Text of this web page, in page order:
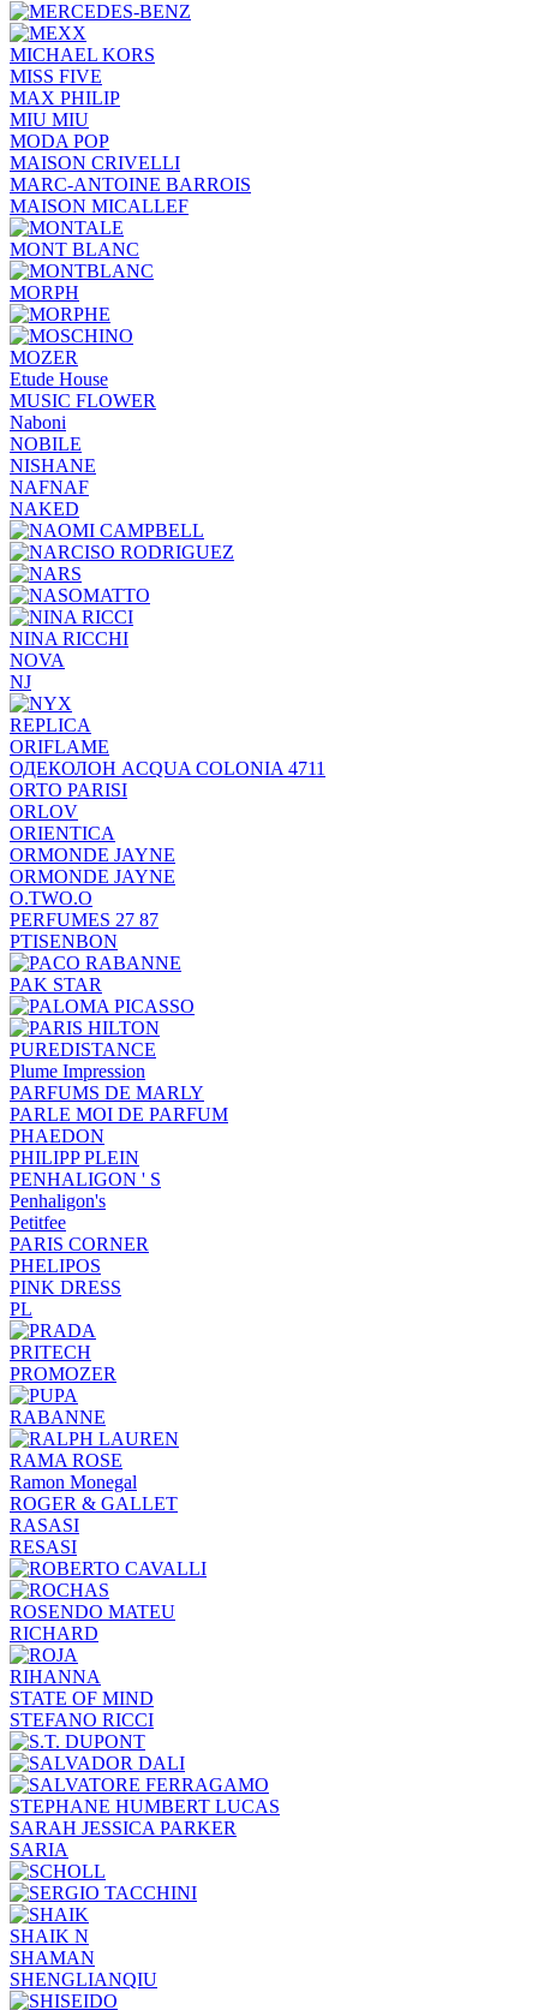
MICHAEL KORS
MISS FIVE
MAX PHILIP
MIU MIU
MODA POP
MAISON CRIVELLI
MARC-ANTOINE BARROIS
MAISON MICALLEF
MONT BLANC
MORPH
MOZER
Etude House
MUSIC FLOWER
Naboni
NOBILE
NISHANE
NAFNAF
NAKED
NINA RICCHI
NOVA
NJ
REPLICA
ORIFLAME
ОДЕКОЛОН ACQUA COLONIA 4711
ORTO PARISI
ORLOV
ORIENTICA
ORMONDE JAYNE
ORMONDE JAYNE
O.TWO.O
PERFUMES 27 87
PTISENBON
PAK STAR
PUREDISTANCE
Plume Impression
PARFUMS DE MARLY
PARLE MOI DE PARFUM
PHAEDON
PHILIPP PLEIN
PENHALIGON ' S
Penhaligon's
Petitfee
PARIS CORNER
PHELIPOS
PINK DRESS
PL
PRITECH
PROMOZER
RABANNE
RAMA ROSE
Ramon Monegal
ROGER & GALLET
RASASI
RESASI
ROSENDO MATEU
RICHARD
RIHANNA
STATE OF MIND
STEFANO RICCI
STEPHANE HUMBERT LUCAS
SARAH JESSICA PARKER
SARIA
SHAIK N
SHAMAN
SHENGLIANQIU